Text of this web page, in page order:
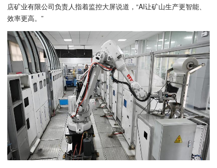
店矿业有限公司负责人指着监控大屏说道，“AI让矿山生产更智能、
效率更高。”